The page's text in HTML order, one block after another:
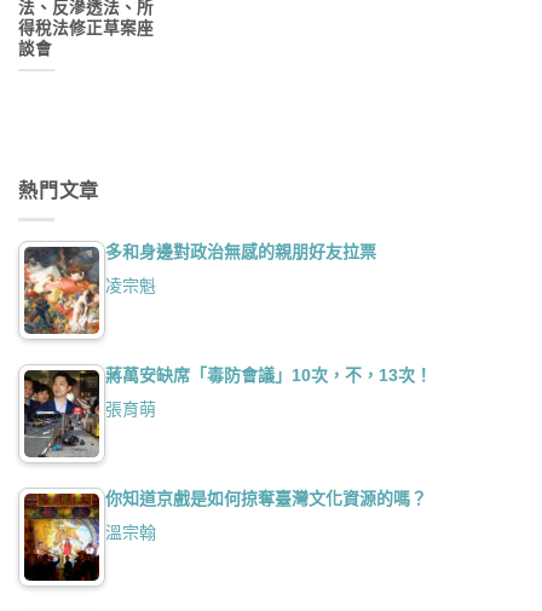
法、反滲透法、所
得稅法修正草案座
談會
熱門文章
多和身邊對政治無感的親朋好友拉票
凌宗魁
蔣萬安缺席「毒防會議」10次，不，13次！
張育萌
你知道京戲是如何掠奪臺灣文化資源的嗎？
溫宗翰